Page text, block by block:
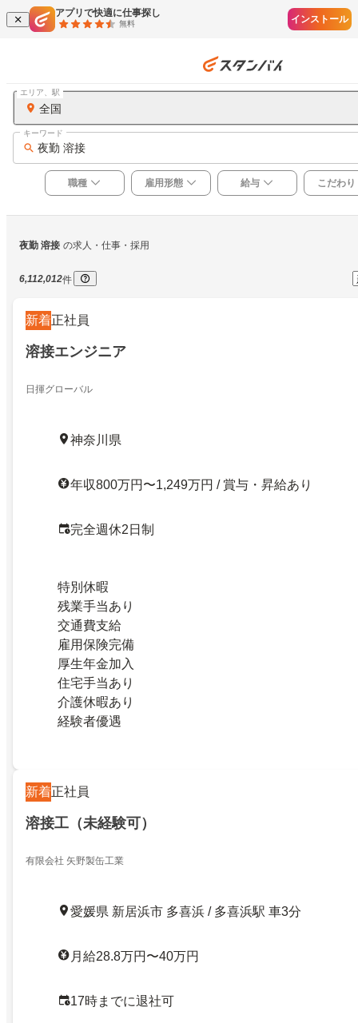
アプリで快適に仕事探し
無料 インストール
全国
エリア、駅
夜勤 溶接
キーワード
職種 雇用形態 給与 こだわり
夜勤 溶接 の求人・仕事・採用
6,112,012件
新着正社員
溶接エンジニア
日揮グローバル
神奈川県
年収800万円〜1,249万円 / 賞与・昇給あり
完全週休2日制
特別休暇
残業手当あり
交通費支給
雇用保険完備
厚生年金加入
住宅手当あり
介護休暇あり
経験者優遇
新着正社員
溶接工（未経験可）
有限会社 矢野製缶工業
愛媛県 新居浜市 多喜浜 / 多喜浜駅 車3分
月給28.8万円〜40万円
17時までに退社可